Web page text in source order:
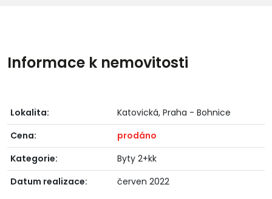
Informace k nemovitosti
Lokalita:
Katovická, Praha - Bohnice
Cena:
prodáno
Kategorie:
Byty 2+kk
Datum realizace:
červen 2022